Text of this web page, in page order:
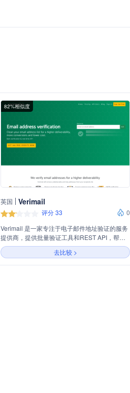
82%相似度
英国 Verimail
评分 33
0
Verimail 是一家专注于电子邮件地址验证的服务
提供商，提供批量验证工具和REST API，帮助
用户提高邮件发送的可达性、转化率，并降低成
本。主要服务包括去除不可送达和风险地址、纠
正常见拼写错误、SMTP验证、排除无效域名和
去比较 >